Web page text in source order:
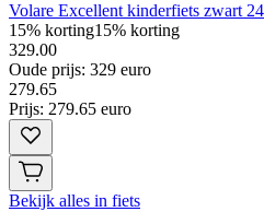
Volare Excellent kinderfiets zwart
15% korting15% korting
329.00
Oude prijs: 329 euro
279.65
Prijs: 279.65 euro
Bekijk alles in fiets